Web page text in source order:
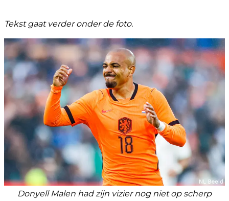
Tekst gaat verder onder de foto.
Donyell Malen had zijn vizier nog niet op scherp